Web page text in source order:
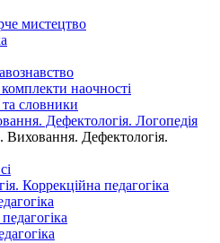
мистецтво
наочності
словники
Дефектологія. Логопедія
Виховання. Дефектологія.
Коррекційна педагогіка